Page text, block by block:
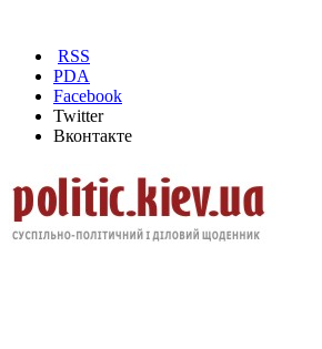
RSS
PDA
Facebook
Twitter
Вконтакте